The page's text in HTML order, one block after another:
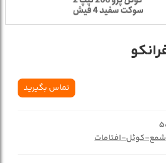
تماس بگیرید
شمع-کوئل-افتامات